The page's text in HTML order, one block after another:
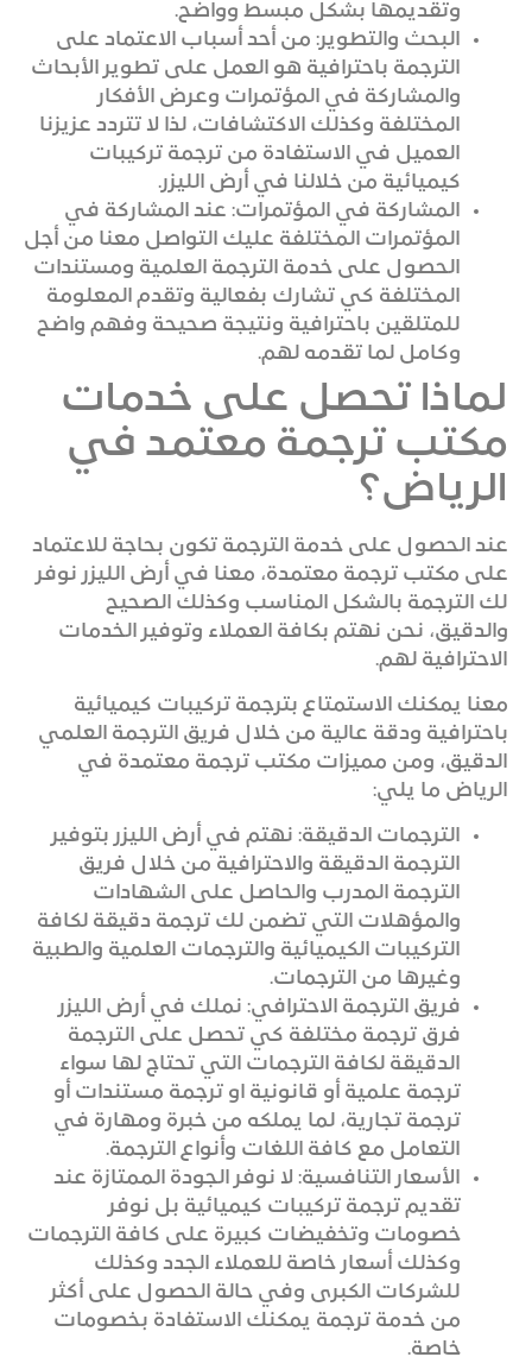
وتقديمها بشكل مبسط وواضح.
البحث والتطوير: من أحد أسباب الاعتماد على
الترجمة باحترافية هو العمل على تطوير الأبحاث
والمشاركة في المؤتمرات وعرض الأفكار
المختلفة وكذلك الاكتشافات، لذا لا تتردد عزيزنا
العميل في الاستفادة من ترجمة تركيبات
كيميائية من خلالنا في أرض الليزر.
المشاركة في المؤتمرات: عند المشاركة في
المؤتمرات المختلفة عليك التواصل معنا من أجل
الحصول على خدمة الترجمة العلمية ومستندات
المختلفة كي تشارك بفعالية وتقدم المعلومة
للمتلقين باحترافية ونتيجة صحيحة وفهم واضح
وكامل لما تقدمه لهم.
لماذا تحصل على خدمات
مكتب ترجمة معتمد في
الرياض؟
عند الحصول على خدمة الترجمة تكون بحاجة للاعتماد
على مكتب ترجمة معتمدة، معنا في أرض الليزر نوفر
لك الترجمة بالشكل المناسب وكذلك الصحيح
والدقيق، نحن نهتم بكافة العملاء وتوفير الخدمات
الاحترافية لهم.
معنا يمكنك الاستمتاع بترجمة تركيبات كيميائية
باحترافية ودقة عالية من خلال فريق الترجمة العلمي
الدقيق، ومن مميزات مكتب ترجمة معتمدة في
الرياض ما يلي:
الترجمات الدقيقة: نهتم في أرض الليزر بتوفير
الترجمة الدقيقة والاحترافية من خلال فريق
الترجمة المدرب والحاصل على الشهادات
والمؤهلات التي تضمن لك ترجمة دقيقة لكافة
التركيبات الكيميائية والترجمات العلمية والطبية
وغيرها من الترجمات.
فريق الترجمة الاحترافي: نملك في أرض الليزر
فرق ترجمة مختلفة كي تحصل على الترجمة
الدقيقة لكافة الترجمات التي تحتاج لها سواء
ترجمة علمية أو قانونية او ترجمة مستندات أو
ترجمة تجارية، لما يملكه من خبرة ومهارة في
التعامل مع كافة اللغات وأنواع الترجمة.
الأسعار التنافسية: لا نوفر الجودة الممتازة عند
تقديم ترجمة تركيبات كيميائية بل نوفر
خصومات وتخفيضات كبيرة على كافة الترجمات
وكذلك أسعار خاصة للعملاء الجدد وكذلك
للشركات الكبرى وفي حالة الحصول على أكثر
من خدمة ترجمة يمكنك الاستفادة بخصومات
خاصة.